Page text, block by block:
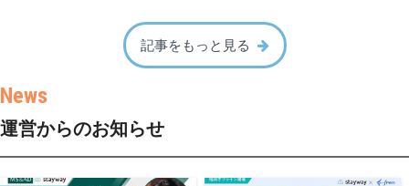
記事をもっと見る
運営からのお知らせ